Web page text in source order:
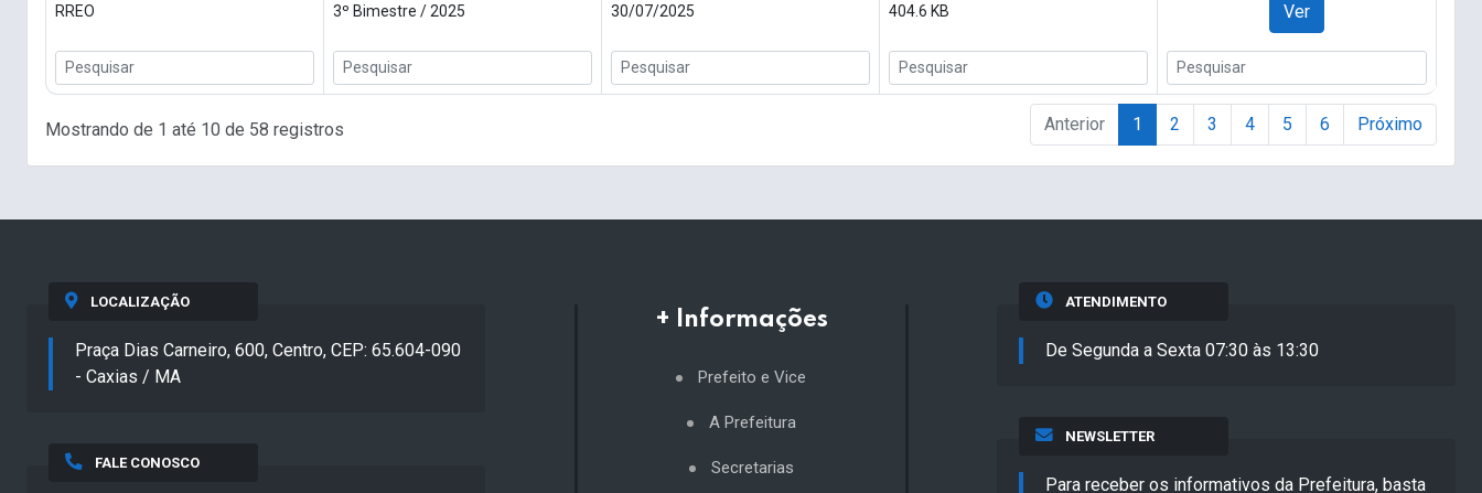
RREO 3º Bimestre / 2025 30/07/2025 404.6 KB Ver
Mostrando de 1 até 10 de 58 registros Anterior 1 2 3 4 5 6 Próximo
LOCALIZAÇÃO
Praça Dias Carneiro, 600, Centro, CEP: 65.604-090
- Caxias / MA
FALE CONOSCO
+ Informações
Prefeito e Vice
A Prefeitura
Secretarias
ATENDIMENTO
De Segunda a Sexta 07:30 às 13:30
NEWSLETTER
Para receber os informativos da Prefeitura, basta